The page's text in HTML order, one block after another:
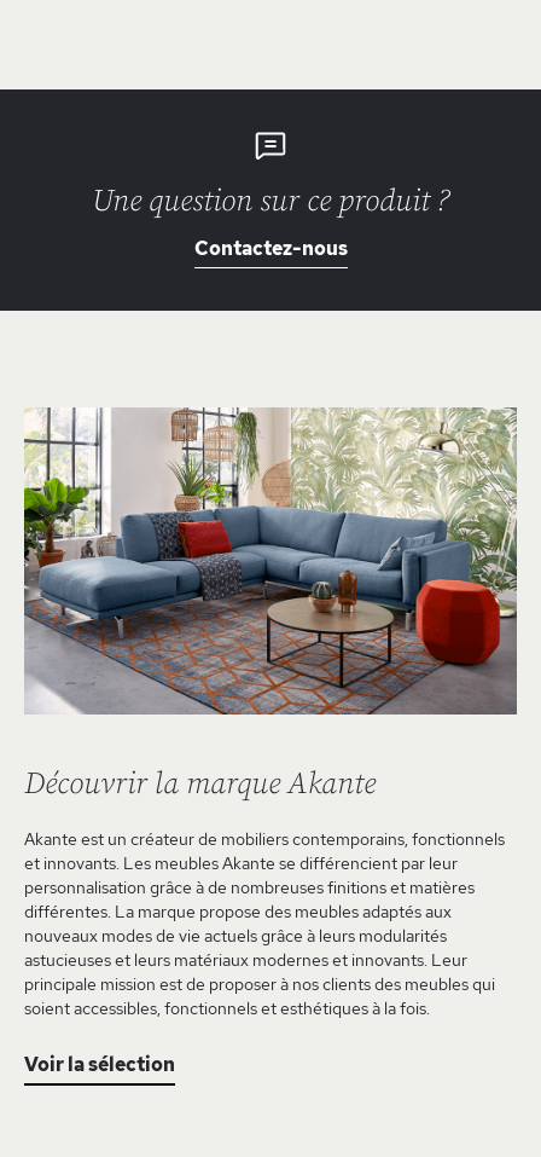
Une question sur ce produit ?
Contactez-nous
Découvrir la marque Akante
Akante est un créateur de mobiliers contemporains, fonctionnels
et innovants. Les meubles Akante se différencient par leur
personnalisation grâce à de nombreuses finitions et matières
différentes. La marque propose des meubles adaptés aux
nouveaux modes de vie actuels grâce à leurs modularités
astucieuses et leurs matériaux modernes et innovants. Leur
principale mission est de proposer à nos clients des meubles qui
soient accessibles, fonctionnels et esthétiques à la fois.
Voir la sélection